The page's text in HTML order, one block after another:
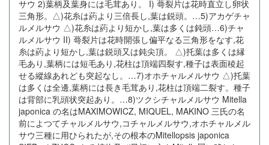
サウ 2)葉柄及葉身には毛茸あり。 I) 蕚裂片は花時直立し卵状
三角形。△)花糸は葯より三倍長し,葉は鋭頭。…5)アカゲチャ
ルメルサウ △)花糸は葯より短かし,葉は多くは鈍頭…6)チャ
ルメルサウ II) 蕚裂片は花時開張し偏平なる三角形をなす,花
糸は葯より短かし,葉は鋭頭又は鈍尖頂。 △)托葉は多くは縁
毛あり,葉柄には短毛あり,花柱は頂端四裂す,種子は表面稜起
せる縱線あれども突起なし。…7)オホチャルメルサウ △)托葉
は多くは全邊,葉柄には長き毛茸あり,花柱は頂端二裂す。種子
は背部に乳頭状突起あり。…8)ツクシチャルメルサウ Mitella
japonica の名はMAXIMOWICZ, MIQUEL, MAKINO 三氏の名
前によつてチャルメルサウ,コチャルメルサウ,オホチャルメル
サウ三種に用ひられたが,その根本のMitellopsis japonica